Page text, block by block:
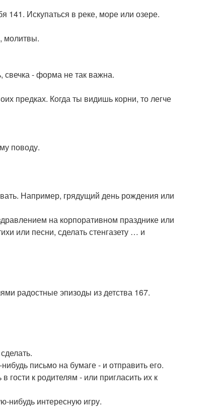
141. Искупаться в реке, море или озере.
молитвы.
свечка - форма не так важна.
предках. Когда ты видишь корни, то легче
поводу.
Например, грядущий день рождения или
на корпоративном празднике или
или песни, сделать стенгазету … и
радостные эпизоды из детства 167.
письмо на бумаге - и отправить его.
к родителям - или пригласить их к
нибудь интересную игру.